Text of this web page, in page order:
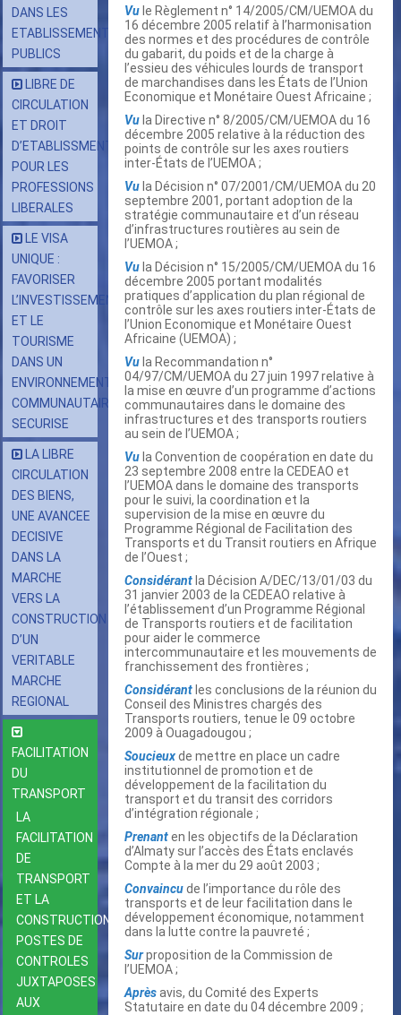
DANS LES
ETABLISSEMENTS
PUBLICS
LIBRE DE
CIRCULATION
ET DROIT
D’ETABLISSMENT
POUR LES
PROFESSIONS
LIBERALES
LE VISA
UNIQUE :
FAVORISER
L’INVESTISSEMENT
ET LE
TOURISME
DANS UN
ENVIRONNEMENT
COMMUNAUTAIRE
SECURISE
LA LIBRE
CIRCULATION
DES BIENS,
UNE AVANCEE
DECISIVE
DANS LA
MARCHE
VERS LA
CONSTRUCTION
D’UN
VERITABLE
MARCHE
REGIONAL
FACILITATION
DU
TRANSPORT
LA
FACILITATION
DE
TRANSPORT
ET LA
CONSTRUCTION DES
POSTES DE
CONTROLES
JUXTAPOSES
AUX
Vu le Règlement n° 14/2005/CM/UEMOA du
16 décembre 2005 relatif à l’harmonisation
des normes et des procédures de contrôle
du gabarit, du poids et de la charge à
l’essieu des véhicules lourds de transport
de marchandises dans les États de l’Union
Economique et Monétaire Ouest Africaine ;
Vu la Directive n° 8/2005/CM/UEMOA du 16
décembre 2005 relative à la réduction des
points de contrôle sur les axes routiers
inter-États de l’UEMOA ;
Vu la Décision n° 07/2001/CM/UEMOA du 20
septembre 2001, portant adoption de la
stratégie communautaire et d’un réseau
d’infrastructures routières au sein de
l’UEMOA ;
Vu la Décision n° 15/2005/CM/UEMOA du 16
décembre 2005 portant modalités
pratiques d’application du plan régional de
contrôle sur les axes routiers inter-États de
l’Union Economique et Monétaire Ouest
Africaine (UEMOA) ;
Vu la Recommandation n°
04/97/CM/UEMOA du 27 juin 1997 relative à
la mise en œuvre d’un programme d’actions
communautaires dans le domaine des
infrastructures et des transports routiers
au sein de l’UEMOA ;
Vu la Convention de coopération en date du
23 septembre 2008 entre la CEDEAO et
l’UEMOA dans le domaine des transports
pour le suivi, la coordination et la
supervision de la mise en œuvre du
Programme Régional de Facilitation des
Transports et du Transit routiers en Afrique
de l’Ouest ;
Considérant la Décision A/DEC/13/01/03 du
31 janvier 2003 de la CEDEAO relative à
l’établissement d’un Programme Régional
de Transports routiers et de facilitation
pour aider le commerce
intercommunautaire et les mouvements de
franchissement des frontières ;
Considérant les conclusions de la réunion du
Conseil des Ministres chargés des
Transports routiers, tenue le 09 octobre
2009 à Ouagadougou ;
Soucieuxde mettre en place un cadre
institutionnel de promotion et de
développement de la facilitation du
transport et du transit des corridors
d’intégration régionale ;
Prenanten les objectifs de la Déclaration
d’Almaty sur l’accès des États enclavés
Compte à la mer du 29 août 2003 ;
Convaincude l’importance du rôle des
transports et de leur facilitation dans le
développement économique, notamment
dans la lutte contre la pauvreté ;
Surproposition de la Commission de
l’UEMOA ;
Aprèsavis, du Comité des Experts
Statutaire en date du 04 décembre 2009 ;